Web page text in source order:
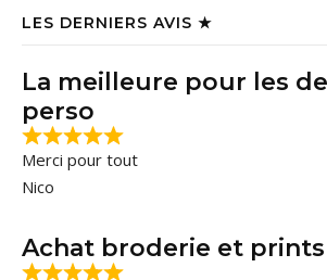
LES DERNIERS AVIS ★
La meilleure pour les
perso
Merci pour tout
Nico
Achat broderie et prints